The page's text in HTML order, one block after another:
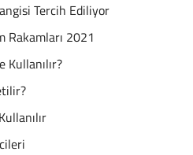
Tercih Ediliyor
Rakamları 2021